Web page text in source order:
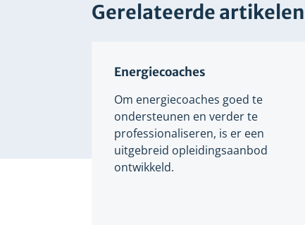
Gerelateerde artikelen
Energiecoaches
Om energiecoaches goed te
ondersteunen en verder te
professionaliseren, is er een
uitgebreid opleidingsaanbod
ontwikkeld.